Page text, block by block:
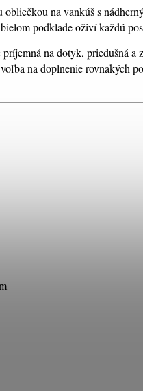
na vankúš s
podklade oživí každú
na dotyk, priedušná a
na doplnenie rovnakých